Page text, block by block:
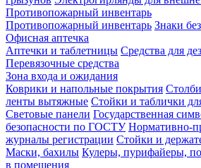
Противопожарный инвентарь
Противопожарный инвентарь Знаки
Офисная аптечка
Аптечки и таблетницы Средства для
Перевязочные средства
Зона входа и ожидания
Коврики и напольные покрытия
ленты вытяжные Стойки и таблички
Световые панели Государственная
безопасности по ГОСТУ Нормативно-
журналы регистрации Стойки и
Маски, бахилы Кулеры, пурифайеры,
в помещения